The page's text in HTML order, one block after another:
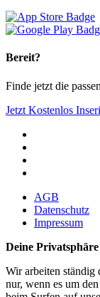
Bereit?
Finde jetzt die
Jetzt Kostenlos
AGB
Datenschutz
Impressum
Deine
Wir arbeiten ständig
nur, wenn es um